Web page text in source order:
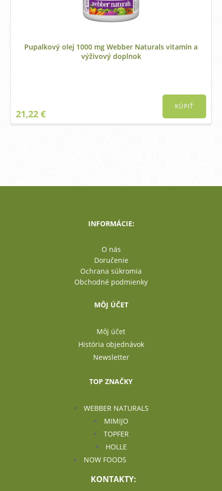
Pupalkový olej 1000 mg Webber Naturals vitamín a
výživový doplnok
21,22 €
KÚPIŤ
INFORMÁCIE:
O nás
Doručenie
Ochrana súkromia
Obchodné podmienky
MÔJ ÚČET
Môj účet
História objednávok
Newsletter
TOP ZNAČKY
WEBBER NATURALS
MIMIJO
TOPFER
HOLLE
NOW FOODS
KONTAKTY: